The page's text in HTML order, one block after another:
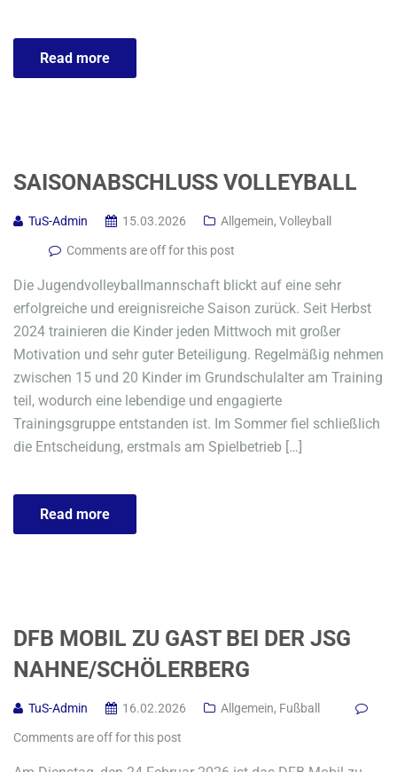
Read more
SAISONABSCHLUSS VOLLEYBALL
TuS-Admin 15.03.2026 Allgemein, Volleyball
Comments are off for this post
Die Jugendvolleyballmannschaft blickt auf eine sehr
erfolgreiche und ereignisreiche Saison zurück. Seit Herbst
2024 trainieren die Kinder jeden Mittwoch mit großer
Motivation und sehr guter Beteiligung. Regelmäßig nehmen
zwischen 15 und 20 Kinder im Grundschulalter am Training
teil, wodurch eine lebendige und engagierte
Trainingsgruppe entstanden ist. Im Sommer fiel schließlich
die Entscheidung, erstmals am Spielbetrieb […]
Read more
DFB MOBIL ZU GAST BEI DER JSG
NAHNE/SCHÖLERBERG
TuS-Admin 16.02.2026 Allgemein, Fußball
Comments are off for this post